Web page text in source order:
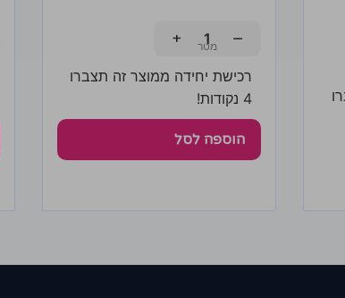
−
+
רכישת יחידה ממוצר זה תצברו
4 נקודות!
הוספה לסל